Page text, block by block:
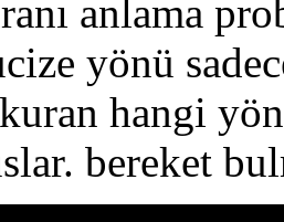
anlama
yönü
hangi
bereket